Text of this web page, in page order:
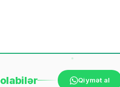
olabilər Qiymət al